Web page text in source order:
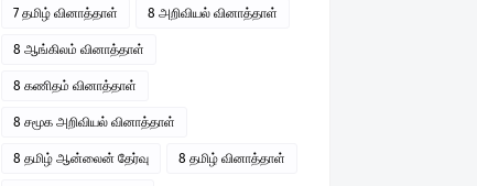
7 தமிழ் வினாத்தாள் 8 அறிவியல் வினாத்தாள்
8 ஆங்கிலம் வினாத்தாள்
8 கணிதம் வினாத்தாள்
8 சமூக அறிவியல் வினாத்தாள்
8 தமிழ் ஆன்லைன் தேர்வு 8 தமிழ் வினாத்தாள்